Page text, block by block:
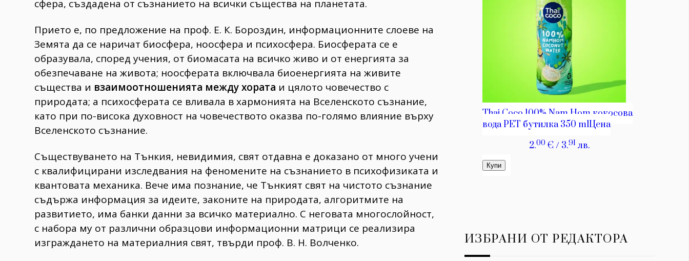
сфера, създадена от съзнанието на всички същества на планетата.
Прието е, по предложение на проф. Е. К. Бороздин, информационните слоеве на
Земята да се наричат биосфера, ноосфера и психосфера. Биосферата се е
образувала, според учения, от биомасата на всичко живо и от енергията за
обезпечаване на живота; ноосферата включвала биоенергията на живите
същества и взаимоотношенията между хората и цялото човечество с
природата; а психосферата се вливала в хармонията на Вселенското съзнание,
като при по-висока духовност на човечеството оказва по-голямо влияние върху
Вселенското съзнание.
Съществуването на Тънкия, невидимия, свят отдавна е доказано от много учени
с квалифицирани изследвания на феномените на съзнанието в психофизиката и
квантовата механика. Вече има познание, че Тънкият свят на чистото съзнание
съдържа информация за идеите, законите на природата, алгоритмите на
развитието, има банки данни за всичко материално. С неговата многослойност,
с набора му от различни образцови информационни матрици се реализира
изграждането на материалния свят, твърди проф. В. Н. Волченко.
ИЗБРАНИ ОТ РЕДАКТОРА